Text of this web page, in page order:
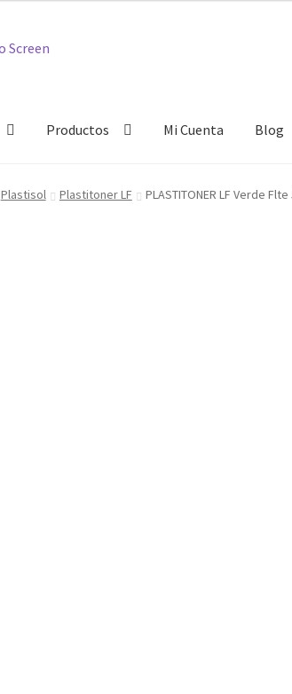
Productos Mi Cuenta Blog
Plastisol Plastitoner LF PLASTITONER LF Verde